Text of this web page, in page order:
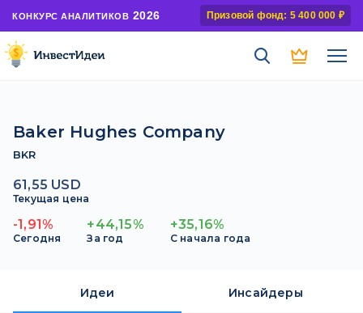
КОНКУРС АНАЛИТИКОВ 2026 Призовой фонд: 5 400 000 ₽
Baker Hughes Company
BKR
61,55 USD
Текущая цена
-1,91%
Сегодня
+44,15%
За год
+35,16%
С начала года
Идеи Инсайдеры